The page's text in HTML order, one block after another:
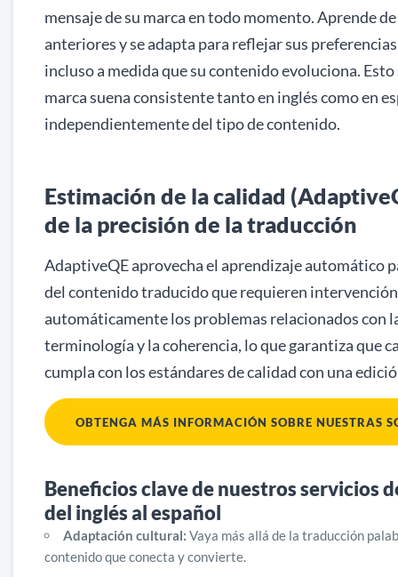
mensaje de su marca en todo momento. Aprende
anteriores y se adapta para reflejar sus
incluso a medida que su contenido evoluciona.
marca suena consistente tanto en inglés como en
independientemente del tipo de contenido.
Estimación de la calidad
de la precisión de la traducción
AdaptiveQE aprovecha el aprendizaje automático
del contenido traducido que requieren
automáticamente los problemas relacionados con
terminología y la coherencia, lo que garantiza que
cumpla con los estándares de calidad con una
OBTENGA MÁS INFORMACIÓN SOBRE NUESTRAS
Beneficios clave de nuestros servicios
del inglés al español
Adaptación cultural: Vaya más allá de la traducción
contenido que conecta y convierte.